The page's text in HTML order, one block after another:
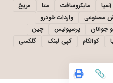
مایکروسافت متا
مریخ
مصنوعی
واردات خودرو
جوانان پرسپولیس
چین
کوالکام کپی لینک
گلکسی